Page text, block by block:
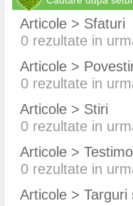
Articole > Sfaturi
0 rezultate in
Articole >
0 rezultate in
Articole > Stiri
0 rezultate in
Articole >
0 rezultate in
Articole > Targuri